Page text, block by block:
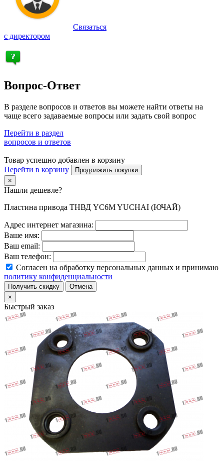
Связаться
с директором
Вопрос-Ответ
В разделе вопросов и ответов вы можете найти ответы на
чаще всего задаваемые вопросы или задать свой вопрос
Перейти в раздел
вопросов и ответов
Товар успешно добавлен в корзину
Перейти в корзину
Продолжить покупки
×
Нашли дешевле?
Пластина привода ТНВД YC6M YUCHAI (ЮЧАЙ)
Адрес интернет магазина:
Ваше имя:
Ваш email:
Ваш телефон:
Согласен на обработку персональных данных и принимаю
политику конфиденциальности
Получить скидку
Отмена
×
Быстрый заказ